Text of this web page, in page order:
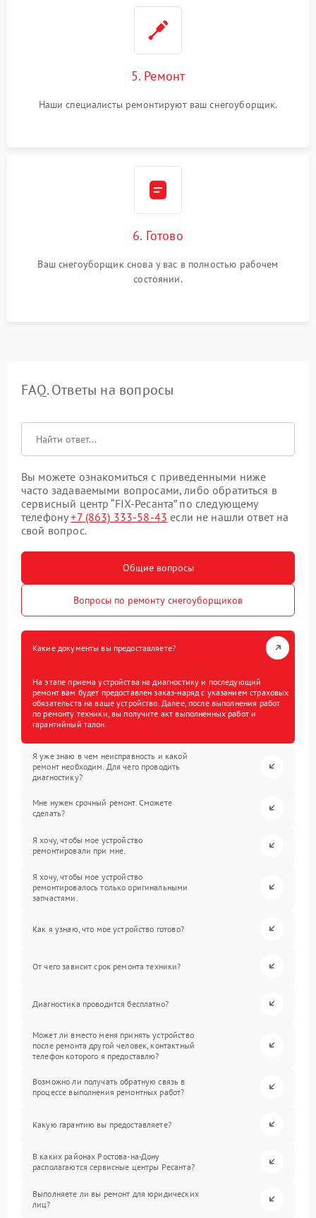
5. Ремонт
Наши специалисты ремонтируют ваш снегоуборщик.
6. Готово
Ваш снегоуборщик снова у вас в полностью рабочем
состоянии.
FAQ. Ответы на вопросы
Вы можете ознакомиться с приведенными ниже
часто задаваемыми вопросами, либо обратиться в
сервисный центр “FIX-Ресанта” по следующему
телефону+7 (863) 333-58-43 если не нашли ответ на
свой вопрос.
Общие вопросы
Вопросы по ремонту снегоуборщиков
Какие документы вы предоставляете?
На этапе приема устройства на диагностику и последующий
ремонт вам будет предоставлен заказ-наряд с указанием страховых
обязательств на ваше устройство. Далее, после выполнения работ
по ремонту техники, вы получите акт выполненных работ и
гарантийный талон.
Я уже знаю в чем неисправность и какой
ремонт необходим. Для чего проводить
диагностику?
Мне нужен срочный ремонт. Сможете
сделать?
Я хочу, чтобы мое устройство
ремонтировали при мне.
Я хочу, чтобы мое устройство
ремонтировалось только оригинальными
запчастями.
Как я узнаю, что мое устройство готово?
От чего зависит срок ремонта техники?
Диагностика проводится бесплатно?
Может ли вместо меня принять устройство
после ремонта другой человек, контактный
телефон которого я предоставлю?
Возможно ли получать обратную связь в
процессе выполнения ремонтных работ?
Какую гарантию вы предоставляете?
В каких районах Ростова-на-Дону
располагаются сервисные центры Ресанта?
Выполняете ли вы ремонт для юридических
лиц?